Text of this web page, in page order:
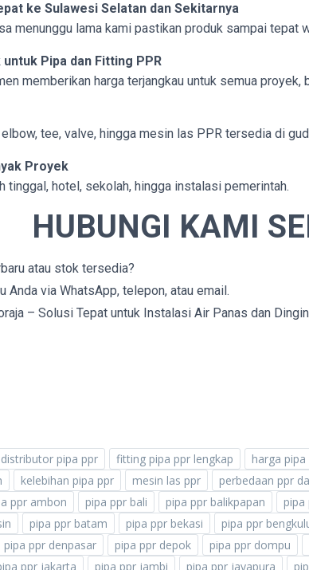
ke Sulawesi Selatan dan Sekitarnya
menunggu lama kami pastikan produk sampai tepat
Pipa dan Fitting PPR
memberikan harga terjangkau untuk semua proyek,
tee, valve, hingga mesin las PPR tersedia di
Proyek
tinggal, hotel, sekolah, hingga instalasi pemerintah.
HUBUNGI KAMI
atau stok tersedia?
Anda via WhatsApp, telepon, atau email.
– Solusi Tepat untuk Instalasi Air Panas dan Dingin
distributor pipa ppr fitting pipa ppr lengkap harga
kelebihan pipa ppr mesin las ppr perbedaan ppr
ppr ambon pipa ppr bali pipa ppr balikpapan pipa
pipa ppr batam pipa ppr bekasi pipa ppr
pipa ppr denpasar pipa ppr depok pipa ppr dompu
ppr jakarta pipa ppr jambi pipa ppr jayapura